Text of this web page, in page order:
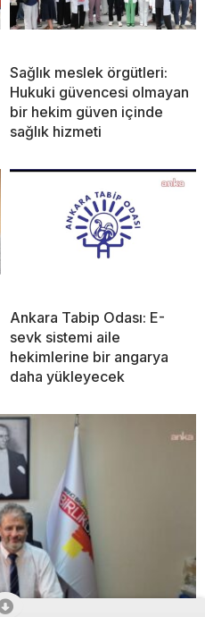
Sağlık meslek örgütleri:
Hukuki güvencesi olmayan
bir hekim güven içinde
sağlık hizmeti
Ankara Tabip Odası: E-
sevk sistemi aile
hekimlerine bir angarya
daha yükleyecek